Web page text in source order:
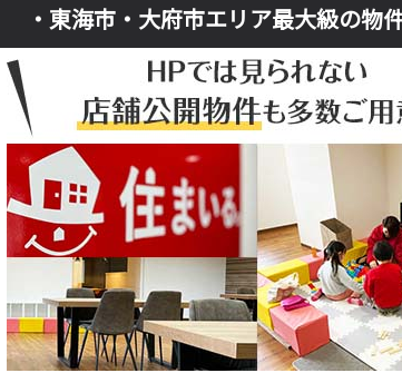
・東海市・大府市エリア最大級の物